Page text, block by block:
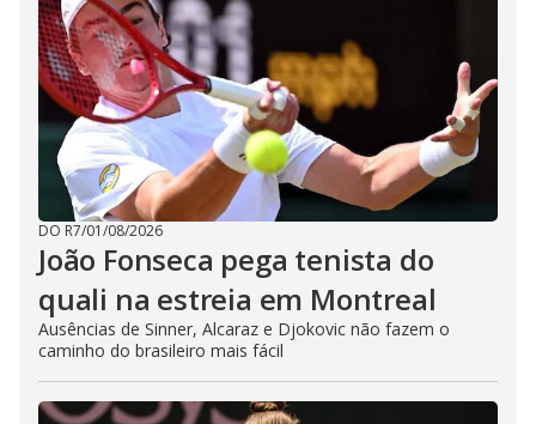
DO R7/01/08/2026
João Fonseca pega tenista do
quali na estreia em Montreal
Ausências de Sinner, Alcaraz e Djokovic não fazem o
caminho do brasileiro mais fácil